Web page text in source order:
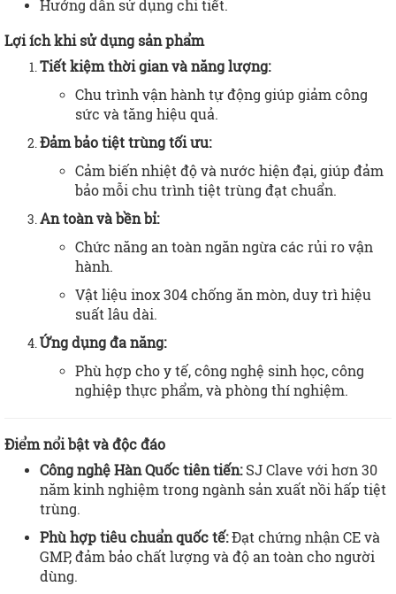
Hướng dẫn sử dụng chi tiết.
Lợi ích khi sử dụng sản phẩm
Tiết kiệm thời gian và năng lượng:
Chu trình vận hành tự động giúp giảm công
sức và tăng hiệu quả.
Đảm bảo tiệt trùng tối ưu:
Cảm biến nhiệt độ và nước hiện đại, giúp đảm
bảo mỗi chu trình tiệt trùng đạt chuẩn.
An toàn và bền bỉ:
Chức năng an toàn ngăn ngừa các rủi ro vận
hành.
Vật liệu inox 304 chống ăn mòn, duy trì hiệu
suất lâu dài.
Ứng dụng đa năng:
Phù hợp cho y tế, công nghệ sinh học, công
nghiệp thực phẩm, và phòng thí nghiệm.
Điểm nổi bật và độc đáo
Công nghệ Hàn Quốc tiên tiến:SJ Clave với hơn 30
năm kinh nghiệm trong ngành sản xuất nồi hấp tiệt
trùng.
Phù hợp tiêu chuẩn quốc tế:Đạt chứng nhận CE và
GMP, đảm bảo chất lượng và độ an toàn cho người
dùng.